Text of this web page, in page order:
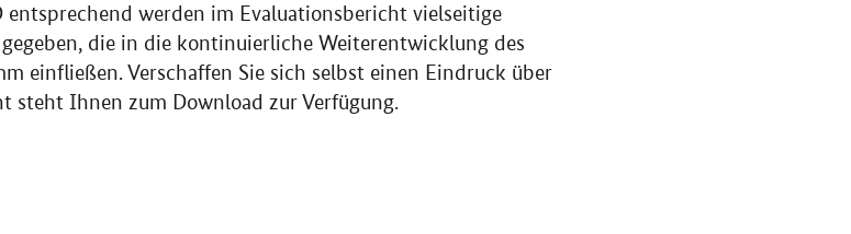
werden im Evaluationsbericht vielseitige
die in die kontinuierliche Weiterentwicklung des
einfließen. Verschaffen Sie sich selbst einen Eindruck über
steht Ihnen zum Download zur Verfügung.